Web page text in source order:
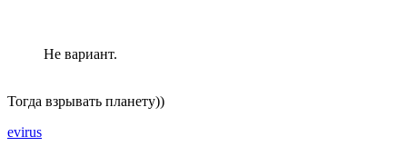
Не вариант.
Тогда взрывать планету))
evirus